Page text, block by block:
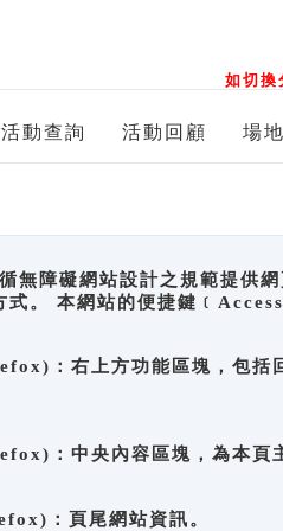
如切換
活動查詢 活動回顧 場
無障礙網站設計之規範提供
本網站的便捷鍵
：右上方功能區塊，包括回
：中央內容區塊，為本頁主
：頁尾網站資訊。